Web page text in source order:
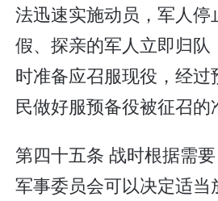
法迅速实施动员，军人停
假、探亲的军人立即归
时准备应召服现役，经过
民做好服预备役被征召的
第四十五条 战时根据需
军事委员会可以决定适当